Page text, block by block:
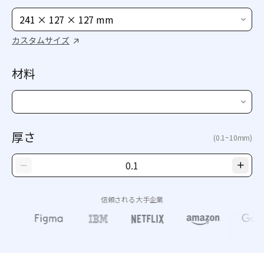
241 × 127 × 127 mm
カスタムサイズ
材料
厚さ (0.1~10mm)
信頼される大手企業